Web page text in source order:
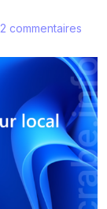
2 commentaires